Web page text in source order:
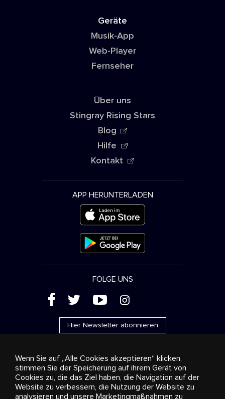
Geräte
Musik-App
Web-Player
Fernseher
Über uns
Stingray Rising Stars
Blog
Hilfe
Kontakt
APP HERUNTERLADEN
FOLGE UNS
( ' + &
Hier Newsletter abonnieren
Werbung Streaming und Vertrieb
Konsumgüter
Geschäftslösungen
Radio Über uns
Cookies
settings
Wenn Sie auf „Alle Cookies akzeptieren“ klicken,
stimmen Sie der Speicherung auf ihrem Gerät von
Cookies zu, die das Ziel haben, die Navigation auf der
Website zu verbessern, die Nutzung der Website zu
analysieren und unsere Marketingmaßnahmen zu